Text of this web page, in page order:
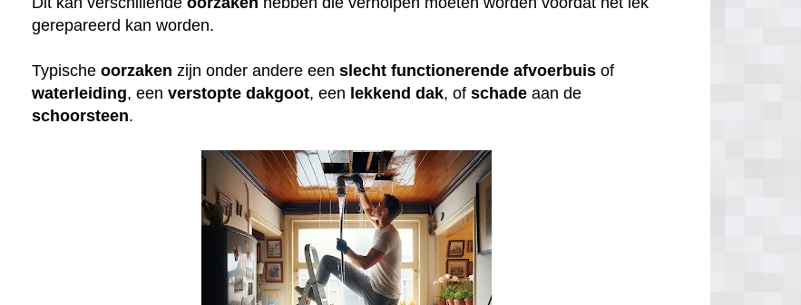
gerepareerd kan worden.
Typischeoorzaken zijn onder andere eenslecht functionerende afvoerbuis of
waterleiding, eenverstopte dakgoot, een lekkend dak, ofschade aan de
schoorsteen.